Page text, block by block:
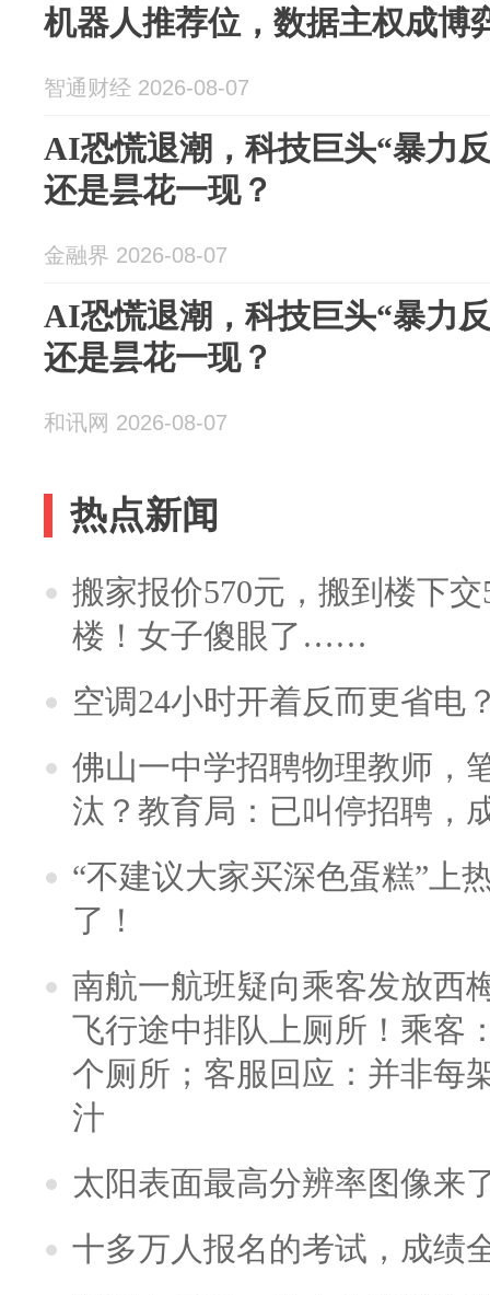
机器人推荐位，数据主权成博
智通财经 2026-08-07
AI恐慌退潮，科技巨头“暴力
还是昙花一现？
金融界 2026-08-07
AI恐慌退潮，科技巨头“暴力
还是昙花一现？
和讯网 2026-08-07
热点新闻
搬家报价570元，搬到楼下
楼！女子傻眼了……
空调24小时开着反而更省电
佛山一中学招聘物理教师，
汰？教育局：已叫停招聘，
“不建议大家买深色蛋糕”上
了！
南航一航班疑向乘客发放西
飞行途中排队上厕所！乘客
个厕所；客服回应：并非每
汁
太阳表面最高分辨率图像来
十多万人报名的考试，成绩